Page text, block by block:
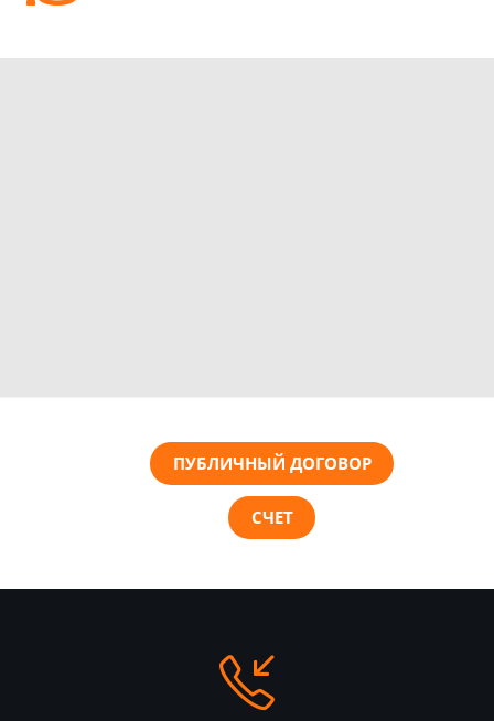
ПУБЛИЧНЫЙ ДОГОВОР
СЧЕТ